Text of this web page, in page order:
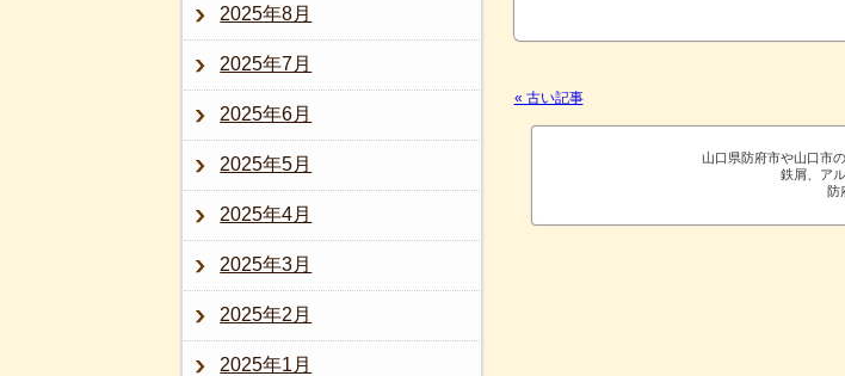
« 古い記事
山口県防府市や山口市
鉄屑、ア
防
2025年8月
2025年7月
2025年6月
2025年5月
2025年4月
2025年3月
2025年2月
2025年1月